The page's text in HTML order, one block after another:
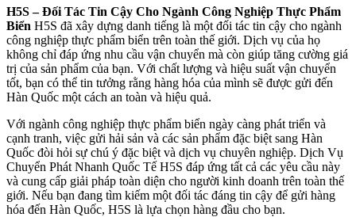
H5S – Đối Tác Tin Cậy Cho Ngành Công Nghiệp Thực Phẩm
Biển H5S đã xây dựng danh tiếng là một đối tác tin cậy cho ngành
công nghiệp thực phẩm biển trên toàn thế giới. Dịch vụ của họ
không chỉ đáp ứng nhu cầu vận chuyển mà còn giúp tăng cường giá
trị của sản phẩm của bạn. Với chất lượng và hiệu suất vận chuyển
tốt, bạn có thể tin tưởng rằng hàng hóa của mình sẽ được gửi đến
Hàn Quốc một cách an toàn và hiệu quả.
Với ngành công nghiệp thực phẩm biển ngày càng phát triển và
cạnh tranh, việc gửi hải sản và các sản phẩm đặc biệt sang Hàn
Quốc đòi hỏi sự chú ý đặc biệt và dịch vụ chuyên nghiệp. Dịch Vụ
Chuyển Phát Nhanh Quốc Tế H5S đáp ứng tất cả các yêu cầu này
và cung cấp giải pháp toàn diện cho người kinh doanh trên toàn thế
giới. Nếu bạn đang tìm kiếm một đối tác đáng tin cậy để gửi hàng
hóa đến Hàn Quốc, H5S là lựa chọn hàng đầu cho bạn.